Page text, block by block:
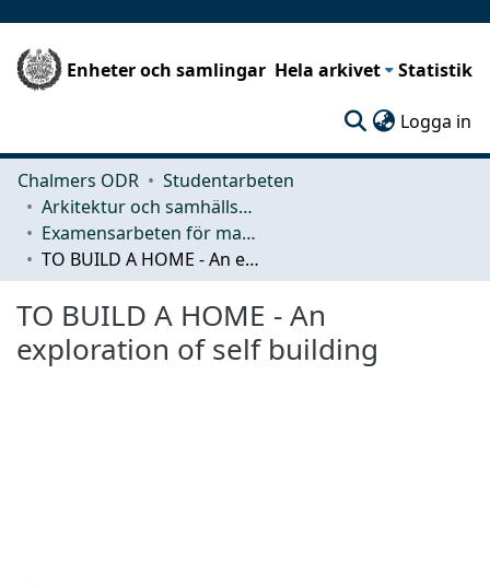
Enheter och samlingar Hela arkivet Statistik
Logga in
Chalmers ODR
Studentarbeten
Arkitektur och samhällsbyggnadsteknik (ACE)
Examensarbeten för masterexamen
TO BUILD A HOME - An exploration of self building
TO BUILD A HOME - An
exploration of self building